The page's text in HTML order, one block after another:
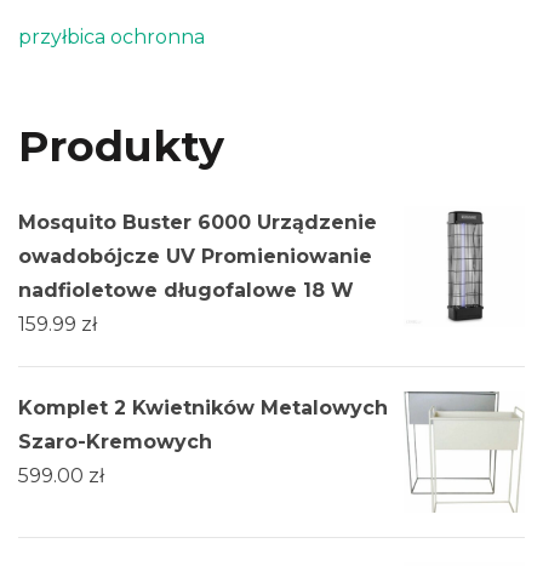
przyłbica ochronna
Produkty
Mosquito Buster 6000 Urządzenie
owadobójcze UV Promieniowanie
nadfioletowe długofalowe 18 W
159.99 zł
Komplet 2 Kwietników Metalowych
Szaro-Kremowych
599.00 zł